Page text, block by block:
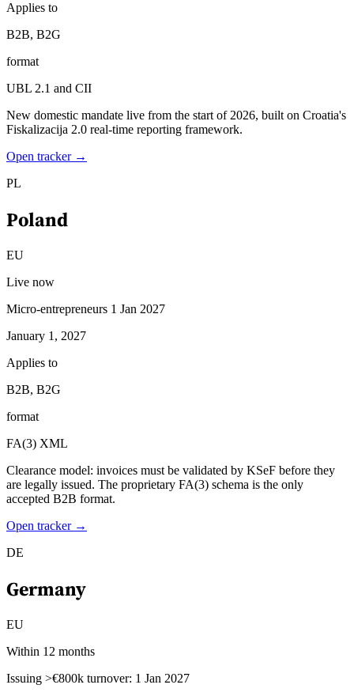
Applies to
B2B, B2G
format
UBL 2.1 and CII
New domestic mandate live from the start of 2026, built on Croatia's
Fiskalizacija 2.0 real-time reporting framework.
Open tracker →
PL
Poland
EU
Live now
Micro-entrepreneurs 1 Jan 2027
January 1, 2027
Applies to
B2B, B2G
format
FA(3) XML
Clearance model: invoices must be validated by KSeF before they
are legally issued. The proprietary FA(3) schema is the only
accepted B2B format.
Open tracker →
DE
Germany
EU
Within 12 months
Issuing >€800k turnover: 1 Jan 2027